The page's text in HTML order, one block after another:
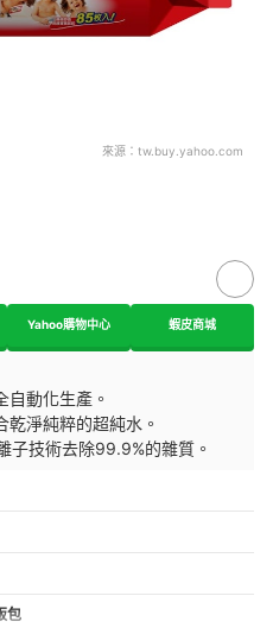
來源： tw.buy.yahoo.com
Yahoo購物中心 蝦⽪商城
自動化生產。
淨純粹的超純水。
子技術去除99.9%的雜質。
包